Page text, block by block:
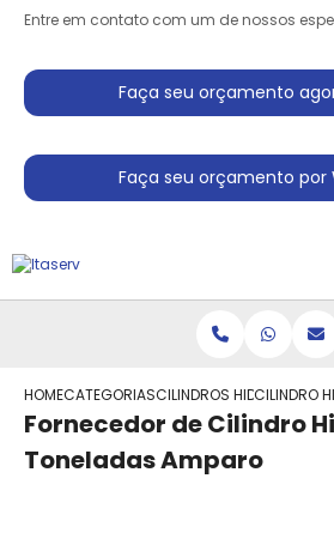
Entre em contato com um de nossos
Faça seu orçamento
Faça seu orçamento por
HOMECATEGORIASCILINDROS HIDRAULICO
CILINDRO
Fornecedor de Cilindro
Toneladas Amparo